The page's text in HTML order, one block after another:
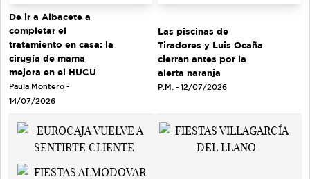
De ir a Albacete a
completar el
tratamiento en casa: la
cirugía de mama
mejora en el HUCU
Paula Montero -
14/07/2026
Las piscinas de
Tiradores y Luis Ocaña
cierran antes por la
alerta naranja
P.M. - 12/07/2026